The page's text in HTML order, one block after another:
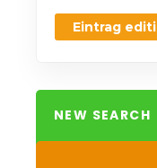
Eintrag
NEW SEARCH